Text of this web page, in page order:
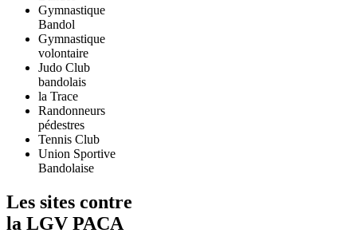
Gymnastique
Bandol
Gymnastique
volontaire
Judo Club
bandolais
la Trace
Randonneurs
pédestres
Tennis Club
Union Sportive
Bandolaise
Les sites contre
la LGV PACA